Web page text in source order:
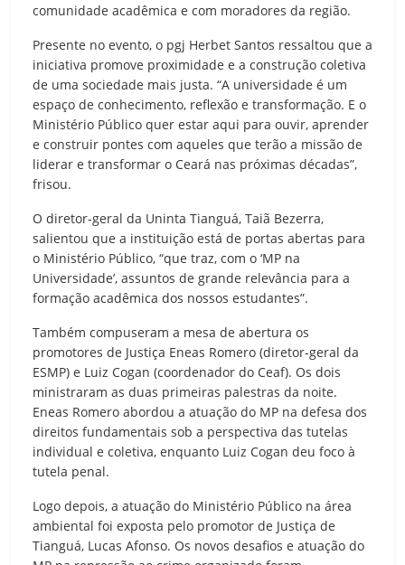
comunidade acadêmica e com moradores da região.
Presente no evento, o pgj Herbet Santos ressaltou que a
iniciativa promove proximidade e a construção coletiva
de uma sociedade mais justa. “A universidade é um
espaço de conhecimento, reflexão e transformação. E o
Ministério Público quer estar aqui para ouvir, aprender
e construir pontes com aqueles que terão a missão de
liderar e transformar o Ceará nas próximas décadas”,
frisou.
O diretor-geral da Uninta Tianguá, Taiã Bezerra,
salientou que a instituição está de portas abertas para
o Ministério Público, “que traz, com o ‘MP na
Universidade’, assuntos de grande relevância para a
formação acadêmica dos nossos estudantes”.
Também compuseram a mesa de abertura os
promotores de Justiça Eneas Romero (diretor-geral da
ESMP) e Luiz Cogan (coordenador do Ceaf). Os dois
ministraram as duas primeiras palestras da noite.
Eneas Romero abordou a atuação do MP na defesa dos
direitos fundamentais sob a perspectiva das tutelas
individual e coletiva, enquanto Luiz Cogan deu foco à
tutela penal.
Logo depois, a atuação do Ministério Público na área
ambiental foi exposta pelo promotor de Justiça de
Tianguá, Lucas Afonso. Os novos desafios e atuação do